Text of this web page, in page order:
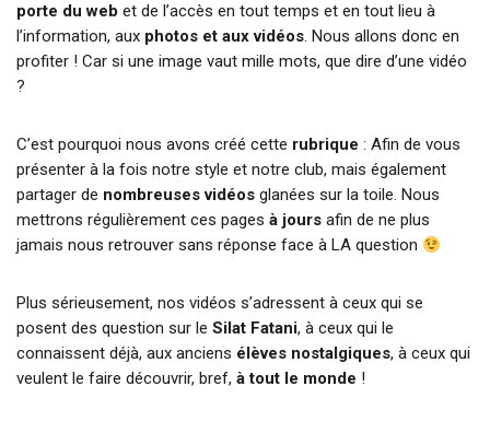
porte du web et de l’accès en tout temps et en tout lieu à
l’information, aux photos et aux vidéos. Nous allons donc en
profiter ! Car si une image vaut mille mots, que dire d’une vidéo
?
C’est pourquoi nous avons créé cette rubrique : Afin de vous
présenter à la fois notre style et notre club, mais également
partager de nombreuses vidéos glanées sur la toile. Nous
mettrons régulièrement ces pages à jours afin de ne plus
jamais nous retrouver sans réponse face à LA question
Plus sérieusement, nos vidéos s’adressent à ceux qui se
posent des question sur le Silat Fatani, à ceux qui le
connaissent déjà, aux anciens élèves nostalgiques, à ceux qui
veulent le faire découvrir, bref, à tout le monde !